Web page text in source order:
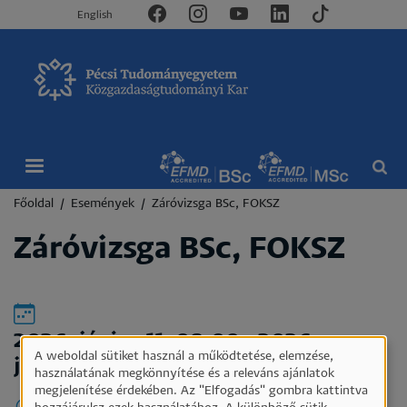
English
Morzsa
Főoldal Események Záróvizsga BSc, FOKSZ
Záróvizsga BSc, FOKSZ
2026. június 11. 08:00-2026.
június 13. 20:00
Személyes
adatok
A weboldal sütiket használ a működtetése, elemzése,
használatának megkönnyítése és a releváns ajánlatok
megjelenítése érdekében. Az "Elfogadás" gombra kattintva